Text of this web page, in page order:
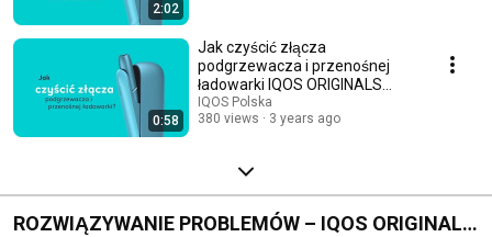
2:02
0:58
Jak czyścić złącza
podgrzewacza i przenośnej
ładowarki IQOS ORIGINALS
DUO?
IQOS Polska
380 views
3 years ago
ROZWIĄZYWANIE PROBLEMÓW – IQOS ORIGINALS